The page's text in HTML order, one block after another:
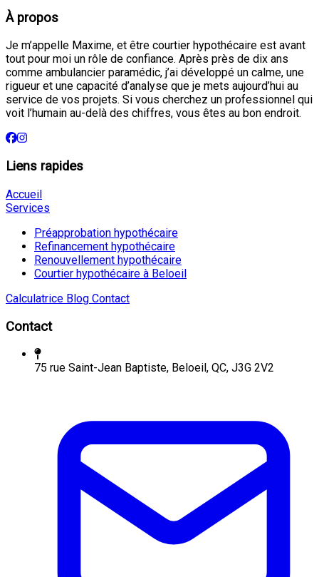
À propos
Je m’appelle Maxime, et être courtier hypothécaire est avant
tout pour moi un rôle de confiance. Après près de dix ans
comme ambulancier paramédic, j’ai développé un calme, une
rigueur et une capacité d’analyse que je mets aujourd’hui au
service de vos projets. Si vous cherchez un professionnel qui
voit l’humain au-delà des chiffres, vous êtes au bon endroit.
Liens rapides
Accueil
Services
Préapprobation hypothécaire
Refinancement hypothécaire
Renouvellement hypothécaire
Courtier hypothécaire à Beloeil
Calculatrice Blog Contact
Contact
75 rue Saint-Jean Baptiste, Beloeil, QC, J3G 2V2